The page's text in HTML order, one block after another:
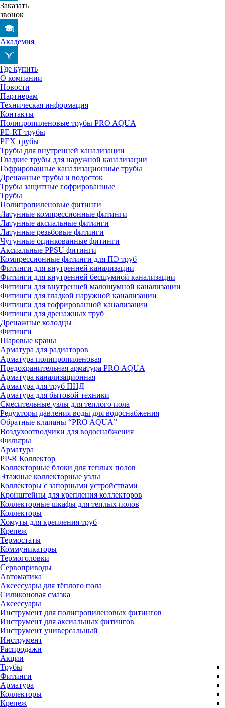
Заказать
звонок
Академия
Где купить
О компании
Новости
Партнерам
Техническая информация
Контакты
Полипропиленовые трубы PRO AQUA
PE-RT трубы
PEX трубы
Трубы для внутренней канализации
Гладкие трубы для наружной канализации
Гофрированные канализационные трубы
Дренажные трубы и водосток
Трубы защитные гофрированные
Трубы
Полипропиленовые фитинги
Латунные компрессионные фитинги
Латунные аксиальные фитинги
Латунные резьбовые фитинги
Чугунные оцинкованные фитинги
Аксиальные PPSU фитинги
Компрессионные фитинги для ПЭ труб
Фитинги для внутренней канализации
Фитинги для внутренней бесшумной канализации
Фитинги для внутренней малошумной канализации
Фитинги для гладкой наружной канализации
Фитинги для гофрированной канализации
Фитинги для дренажных труб
Дренажные колодцы
Фитинги
Шаровые краны
Арматура для радиаторов
Арматура полипропиленовая
Предохранительная арматура PRO AQUA
Арматура канализационная
Арматура для труб ПНД
Арматура для бытовой техники
Смесительные узлы для теплого пола
Редукторы давления воды для водоснабжения
Обратные клапаны “PRO AQUA”
Воздухоотводчики для водоснабжения
Фильтры
Арматура
PP-R Коллектор
Коллекторные блоки для теплых полов
Этажные коллекторные узлы
Коллекторы с запорными устройствами
Кронштейны для крепления коллекторов
Коллекторные шкафы для теплых полов
Коллекторы
Хомуты для крепления труб
Крепеж
Термостаты
Коммуникаторы
Термоголовки
Сервоприводы
Автоматика
Аксессуары для тёплого пола
Силиконовая смазка
Аксессуары
Инструмент для полипропиленовых фитингов
Инструмент для аксиальных фитингов
Инструмент универсальный
Инструмент
Распродажи
Акции
Трубы
Фитинги
Арматура
Коллекторы
Крепеж